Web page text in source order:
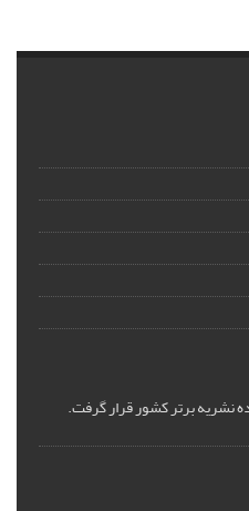
نشریه برتر کشور قرار گرفت.